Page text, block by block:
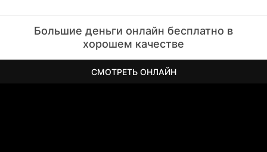
Большие деньги онлайн бесплатно в
хорошем качестве
СМОТРЕТЬ ОНЛАЙН